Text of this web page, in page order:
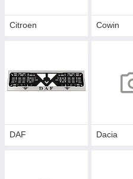
Citroen Cowin
DAF Dacia